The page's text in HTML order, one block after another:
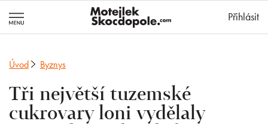
Přihlásit
Úvod Byznys
Tři největší tuzemské
cukrovary loni vydělaly